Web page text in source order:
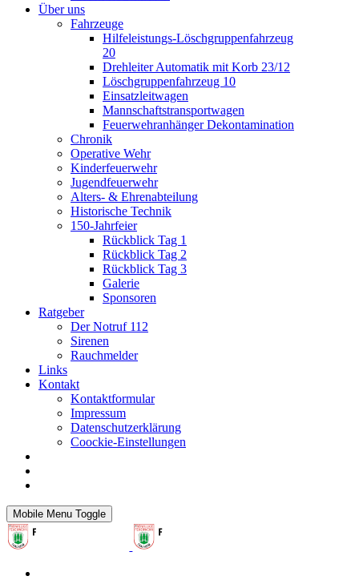
Über uns
Fahrzeuge
Hilfeleistungs-Löschgruppenfahrzeug
20
Drehleiter Automatik mit Korb 23/12
Löschgruppenfahrzeug 10
Einsatzleitwagen
Mannschaftstransportwagen
Feuerwehranhänger Dekontamination
Chronik
Operative Wehr
Kinderfeuerwehr
Jugendfeuerwehr
Alters- & Ehrenabteilung
Historische Technik
150-Jahrfeier
Rückblick Tag 1
Rückblick Tag 2
Rückblick Tag 3
Galerie
Sponsoren
Ratgeber
Der Notruf 112
Sirenen
Rauchmelder
Links
Kontakt
Kontaktformular
Impressum
Datenschutzerklärung
Coockie-Einstellungen
Mobile Menu Toggle